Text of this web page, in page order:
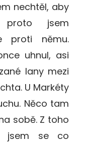
nechtěl, aby
proto jsem
proti němu.
uhnul, asi
lany mezi
U Markéty
Něco tam
sobě. Z toho
jsem se co